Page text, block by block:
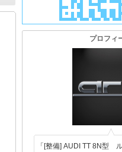
プロフィ
「[整備] AUDI TT 8N型